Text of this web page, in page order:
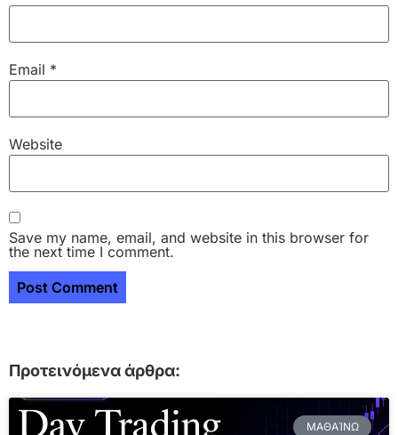
Email *
Website
Save my name, email, and website in this browser for
the next time I comment.
Προτεινόμενα άρθρα:
ΜΑΘΑΊΝΩ